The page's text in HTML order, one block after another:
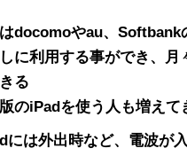
docomoやau、Softbank
に利用する事ができ、月
る
のiPadを使う人も増えて
には外出時など、電波が